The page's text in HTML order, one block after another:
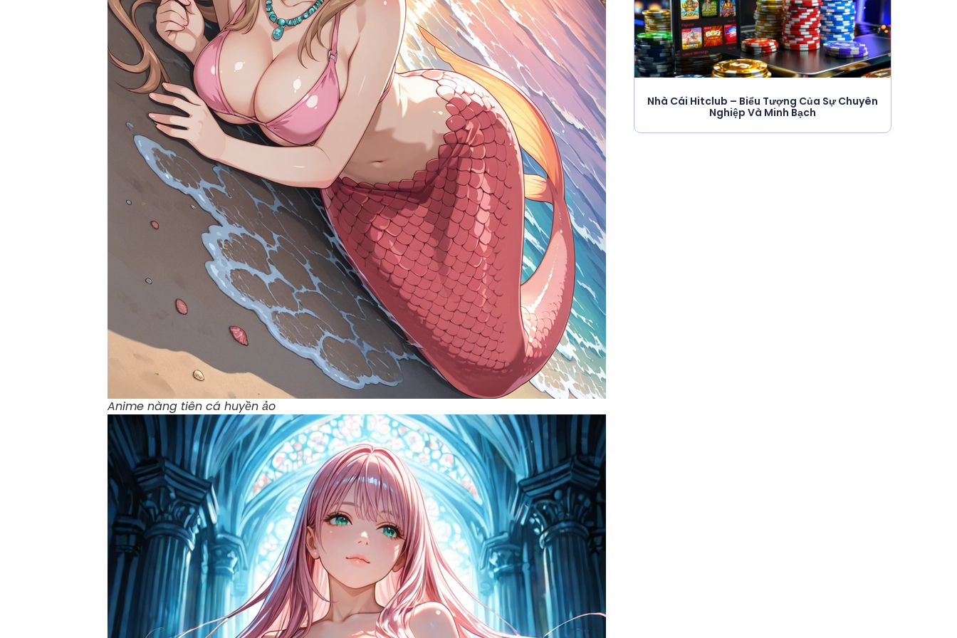
Anime nàng tiên cá huyền ảo
Nhà Cái Hitclub – Biểu Tượng Của Sự Chuyên
Nghiệp Và Minh Bạch